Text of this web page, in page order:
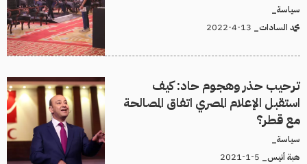
سياسة_
محمد السادات_
ترحيب حذر وهجوم حاد: كيف
استقبل الإعلام المصري اتفاق المصالحة
مع قطر؟
سياسة_
هبة أنيس_